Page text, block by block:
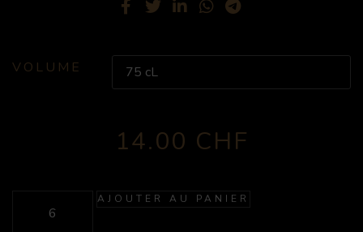
VOLUME
14.00 CHF
AJOUTER AU PANIER